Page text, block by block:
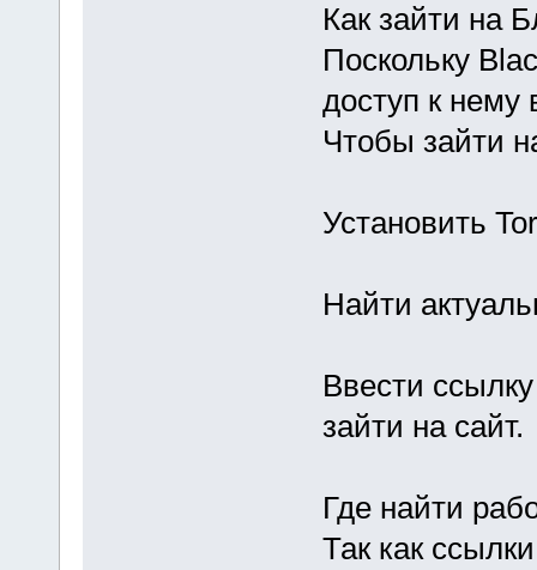
Как зайти на
Поскольку
доступ к нему
Чтобы зайти
Установить
Найти
Ввести
зайти на сайт.
Где найти
Так как